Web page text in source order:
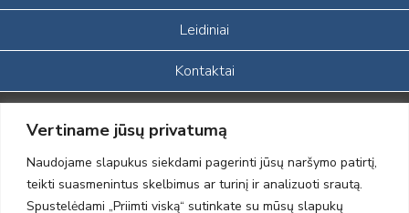
Vertiname jūsų privatumą
Naudojame slapukus siekdami pagerinti jūsų naršymo patirtį,
teikti suasmenintus skelbimus ar turinį ir analizuoti srautą.
Spustelėdami „Priimti viską“ sutinkate su mūsų slapukų
Leidiniai
Kontaktai
Portalas sukurtas įgyvendinant Lietuvos Respublikos, Europos
ekonominės erdvės ir Norvegijos finansinių mechanizmų iš dalies
finansuojamą paprojektį
„LOD visuomeninės /gamtosauginės veiklos sustiprinimas ir įvaizdžio
formavimas įtraukiant visuomenę į aplinkosauginių tyrimų veiklą“
(paprojekčio